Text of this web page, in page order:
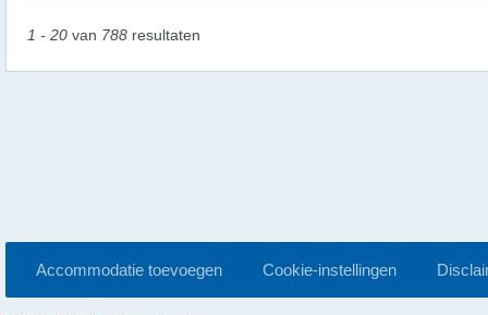
1 - 20 van 788 resultaten
Accommodatie toevoegen Cookie-instellingen